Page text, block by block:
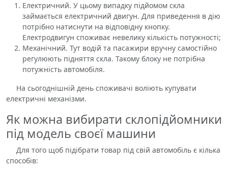
Електричний. У цьому випадку підйомом скла
займається електричний двигун. Для приведення в дію
потрібно натиснути на відповідну кнопку.
Електродвигун споживає невелику кількість потужності;
Механічний. Тут водій та пасажири вручну самостійно
регулюють підняття скла. Такому блоку не потрібна
потужність автомобіля.
На сьогоднішній день споживачі воліють купувати
електричні механізми.
Як можна вибирати склопідйомники
під модель своєї машини
Для того щоб підібрати товар під свій автомобіль є кілька
способів: